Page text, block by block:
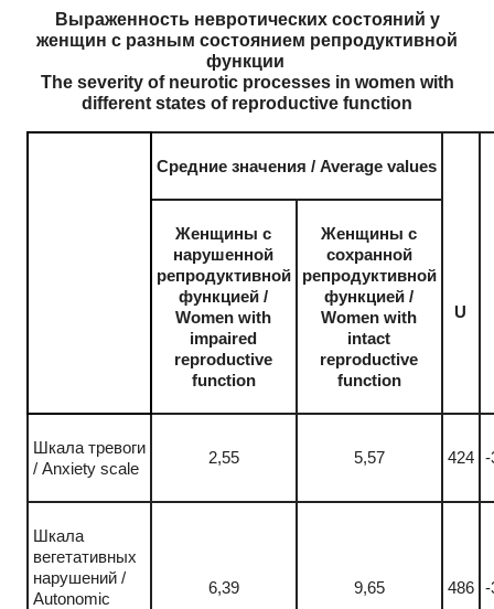
Выраженность невротических состояний у
женщин с разным состоянием репродуктивной
функции
The severity of neurotic processes in women with
different states of reproductive function
Средние значения / Average values
U
Женщины с
нарушенной
репродуктивной
функцией /
Women with
impaired
reproductive
function
Женщины с
сохранной
репродуктивной
функцией /
Women with
intact
reproductive
function
Шкала тревоги
/ Anxiety scale
2,55 5,57 424 -
Шкала
вегетативных
нарушений /
Autonomic
6,39 9,65 486 -